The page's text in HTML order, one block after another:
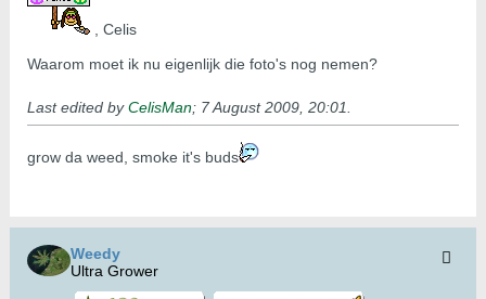
, Celis
Waarom moet ik nu eigenlijk die foto's nog nemen?
Last edited byCelisMan; 7 August 2009, 20:01
grow da weed, smoke it's buds
Weedy
Ultra Grower